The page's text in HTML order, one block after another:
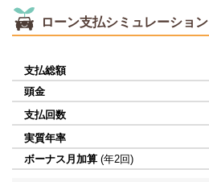
ローン支払シミュレーション
支払総額
頭金
支払回数
実質年率
ボーナス月加算 (年2回)